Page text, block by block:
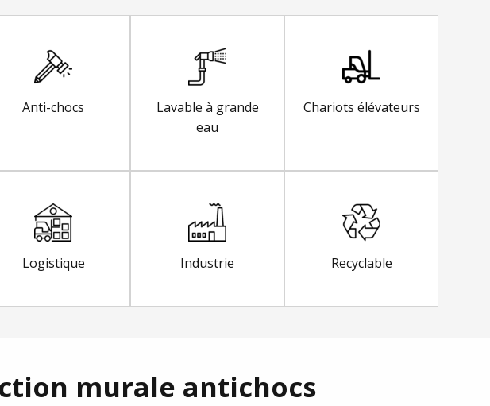
Anti-chocs
Lavable à grande
eau
Chariots élévateurs
Logistique Industrie Recyclable
murale antichocs